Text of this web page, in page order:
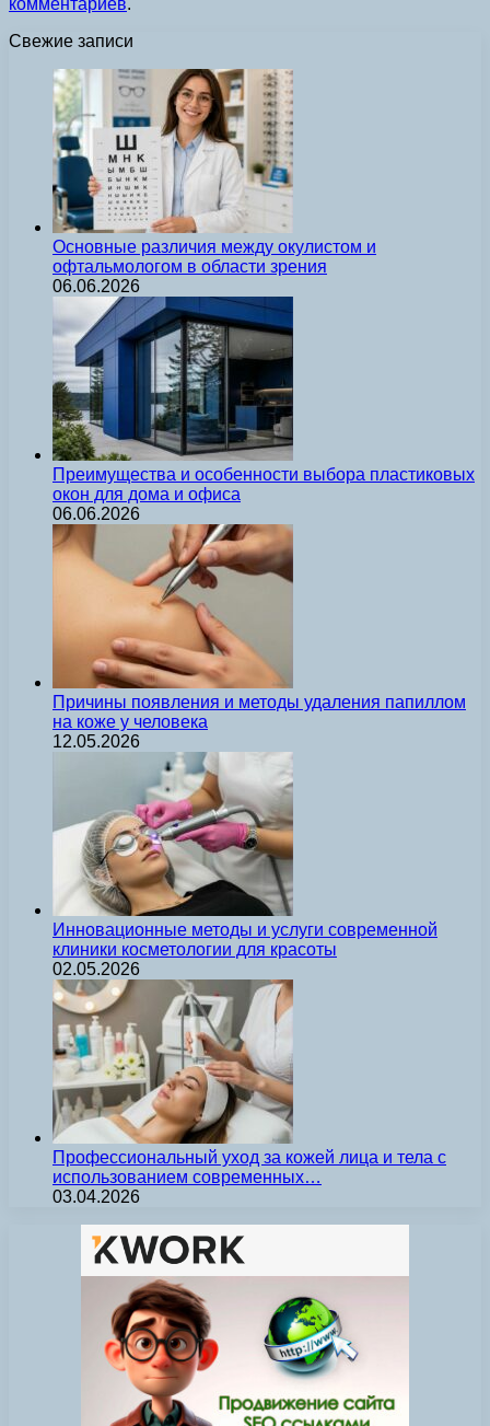
комментариев.
Свежие записи
Основные различия между окулистом и
офтальмологом в области зрения
06.06.2026
Преимущества и особенности выбора пластиковых
окон для дома и офиса
06.06.2026
Причины появления и методы удаления папиллом
на коже у человека
12.05.2026
Инновационные методы и услуги современной
клиники косметологии для красоты
02.05.2026
Профессиональный уход за кожей лица и тела с
использованием современных…
03.04.2026